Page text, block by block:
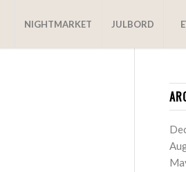
NIGHTMARKET JULBORD